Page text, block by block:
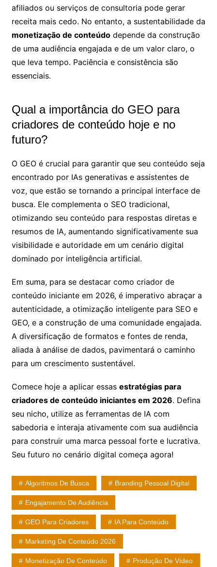
afiliados ou serviços de consultoria pode gerar
receita mais cedo. No entanto, a sustentabilidade da
monetização de conteúdodepende da construção
de uma audiência engajada e de um valor claro, o
que leva tempo. Paciência e consistência são
essenciais.
Qual a importância do GEO para
criadores de conteúdo hoje e no
futuro?
O GEO é crucial para garantir que seu conteúdo seja
encontrado por IAs generativas e assistentes de
voz, que estão se tornando a principal interface de
busca. Ele complementa o SEO tradicional,
otimizando seu conteúdo para respostas diretas e
resumos de IA, aumentando significativamente sua
visibilidade e autoridade em um cenário digital
dominado por inteligência artificial.
Em suma, para se destacar como criador de
conteúdo iniciante em 2026, é imperativo abraçar a
autenticidade, a otimização inteligente para SEO e
GEO, e a construção de uma comunidade engajada.
A diversificação de formatos e fontes de renda,
aliada à análise de dados, pavimentará o caminho
para um crescimento sustentável.
Comece hoje a aplicar essas estratégias para
criadores de conteúdo iniciantes em 2026. Defina
seu nicho, utilize as ferramentas de IA com
sabedoria e interaja ativamente com sua audiência
para construir uma marca pessoal forte e lucrativa.
Seu futuro no cenário digital começa agora!
Algoritmos De Busca Branding Pessoal Digital
Engajamento De Audiência
GEO Para Criadores IA Para Conteúdo
Marketing De Conteúdo 2026
Monetização De Conteúdo Produção De Vídeo